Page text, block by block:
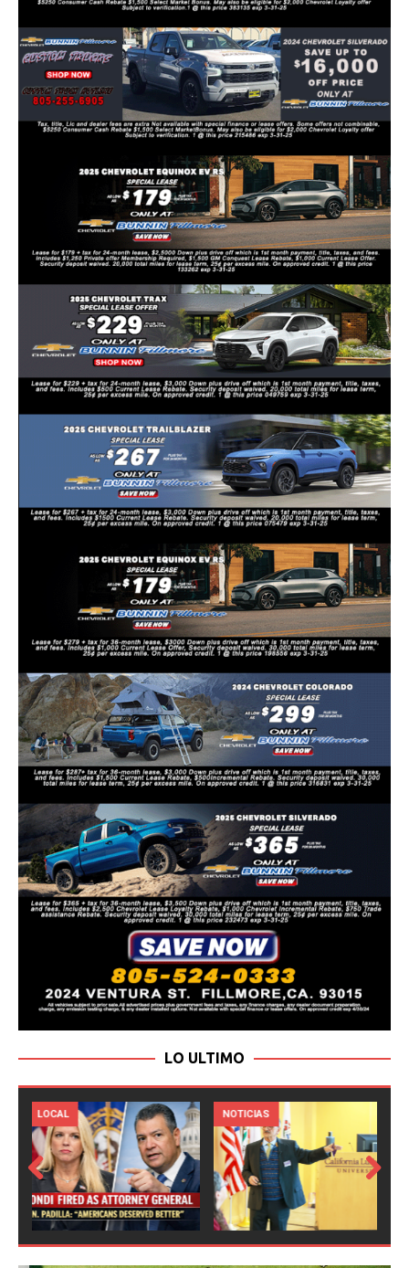
LO ULTIMO
LOCAL NOTICIAS
Prev
ious